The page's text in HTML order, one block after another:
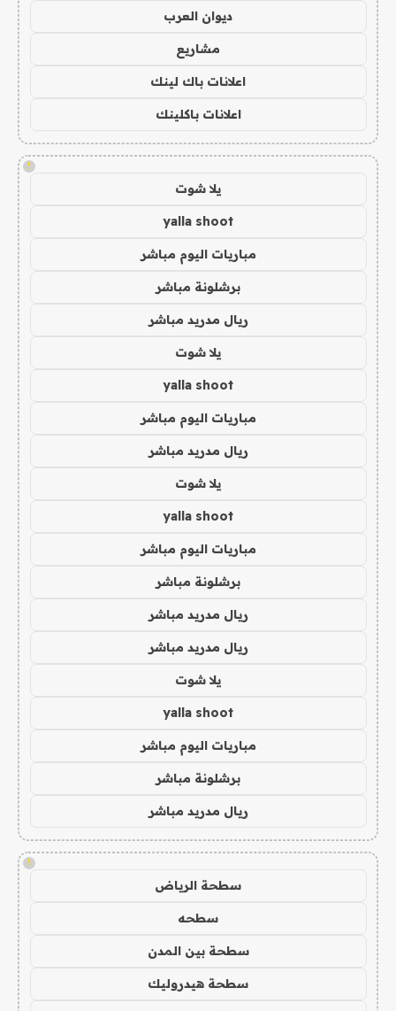
ديوان العرب
مشاريع
اعلانات باك لينك
اعلانات باكلينك
!
يلا شوت
yalla shoot
مباريات اليوم مباشر
برشلونة مباشر
ريال مدريد مباشر
يلا شوت
yalla shoot
مباريات اليوم مباشر
ريال مدريد مباشر
يلا شوت
yalla shoot
مباريات اليوم مباشر
برشلونة مباشر
ريال مدريد مباشر
ريال مدريد مباشر
يلا شوت
yalla shoot
مباريات اليوم مباشر
برشلونة مباشر
ريال مدريد مباشر
!
سطحة الرياض
سطحه
سطحة بين المدن
سطحة هيدروليك